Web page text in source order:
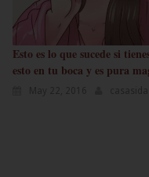
Esto es lo que sucede si
esto en tu boca y es pura